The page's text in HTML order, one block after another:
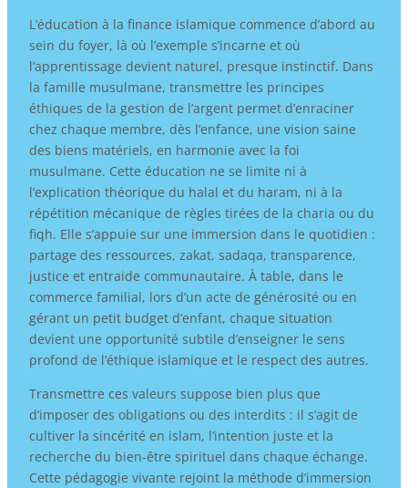
L’éducation à la finance islamique commence d’abord au
sein du foyer, là où l’exemple s’incarne et où
l’apprentissage devient naturel, presque instinctif. Dans
la famille musulmane, transmettre les principes
éthiques de la gestion de l’argent permet d’enraciner
chez chaque membre, dès l’enfance, une vision saine
des biens matériels, en harmonie avec la foi
musulmane. Cette éducation ne se limite ni à
l’explication théorique du halal et du haram, ni à la
répétition mécanique de règles tirées de la charia ou du
fiqh. Elle s’appuie sur une immersion dans le quotidien :
partage des ressources, zakat, sadaqa, transparence,
justice et entraide communautaire. À table, dans le
commerce familial, lors d’un acte de générosité ou en
gérant un petit budget d’enfant, chaque situation
devient une opportunité subtile d’enseigner le sens
profond de l’éthique islamique et le respect des autres.
Transmettre ces valeurs suppose bien plus que
d’imposer des obligations ou des interdits : il s’agit de
cultiver la sincérité en islam, l’intention juste et la
recherche du bien-être spirituel dans chaque échange.
Cette pédagogie vivante rejoint la méthode d’immersion